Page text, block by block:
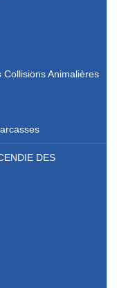
Collisions Animalières
DES